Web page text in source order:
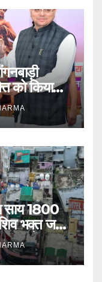
को किया
1800
भक्त जल
कर चुके